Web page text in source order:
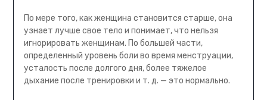
По мере того, как женщина становится старше, она
узнает лучше свое тело и понимает, что нельзя
игнорировать женщинам. По большей части,
определенный уровень боли во время менструации,
усталость после долгого дня, более тяжелое
дыхание после тренировки и т. д. — это нормально.